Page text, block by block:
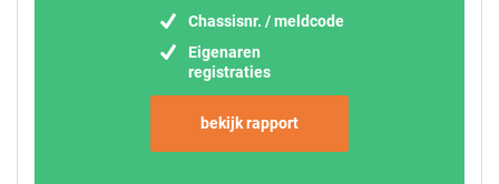
Chassisnr. / meldcode
Eigenaren
registraties
bekijk rapport